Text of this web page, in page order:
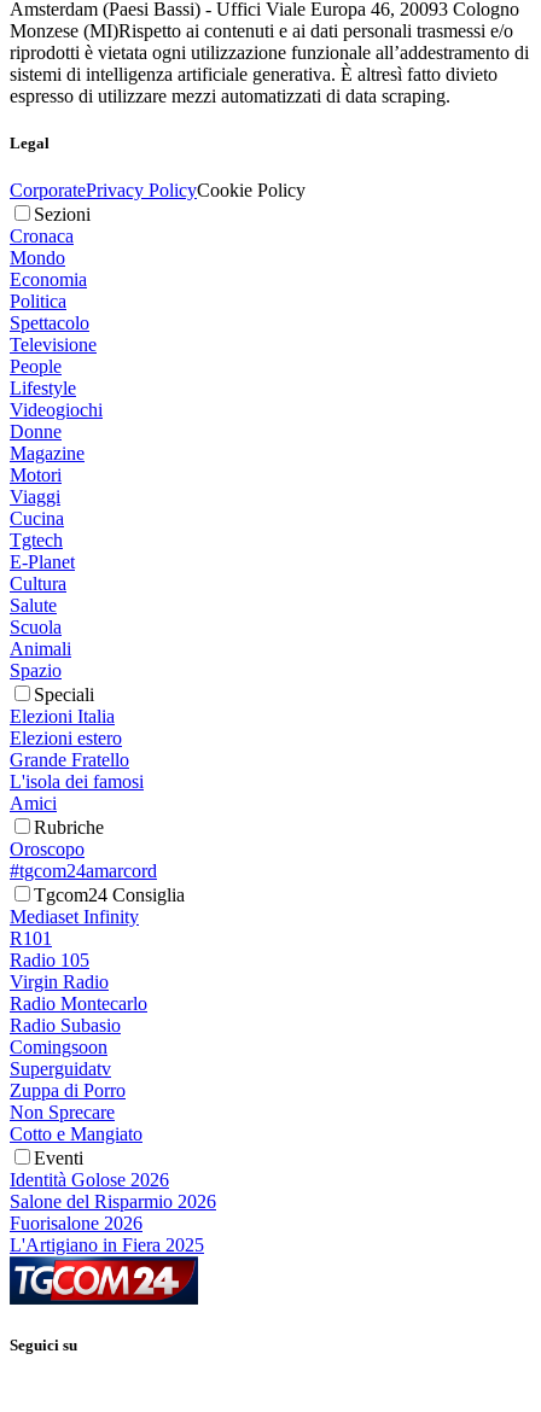
Amsterdam (Paesi Bassi) - Uffici Viale Europa 46, 20093 Cologno
Monzese (MI)Rispetto ai contenuti e ai dati personali trasmessi e/o
riprodotti è vietata ogni utilizzazione funzionale all’addestramento di
sistemi di intelligenza artificiale generativa. È altresì fatto divieto
espresso di utilizzare mezzi automatizzati di data scraping.
Legal
CorporatePrivacy PolicyCookie Policy
Sezioni
Cronaca
Mondo
Economia
Politica
Spettacolo
Televisione
People
Lifestyle
Videogiochi
Donne
Magazine
Motori
Viaggi
Cucina
Tgtech
E-Planet
Cultura
Salute
Scuola
Animali
Spazio
Speciali
Elezioni Italia
Elezioni estero
Grande Fratello
L'isola dei famosi
Amici
Rubriche
Oroscopo
#tgcom24amarcord
Tgcom24 Consiglia
Mediaset Infinity
R101
Radio 105
Virgin Radio
Radio Montecarlo
Radio Subasio
Comingsoon
Superguidatv
Zuppa di Porro
Non Sprecare
Cotto e Mangiato
Eventi
Identità Golose 2026
Salone del Risparmio 2026
Fuorisalone 2026
L'Artigiano in Fiera 2025
Seguici su